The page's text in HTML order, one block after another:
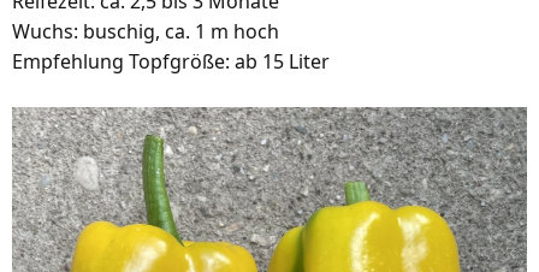
Wuchs: buschig, ca. 1 m hoch
Empfehlung Topfgröße: ab 15 Liter